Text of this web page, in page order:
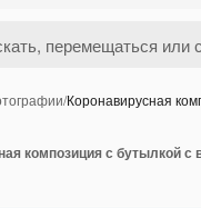
/Коронавирусная
композиция с бутылкой с